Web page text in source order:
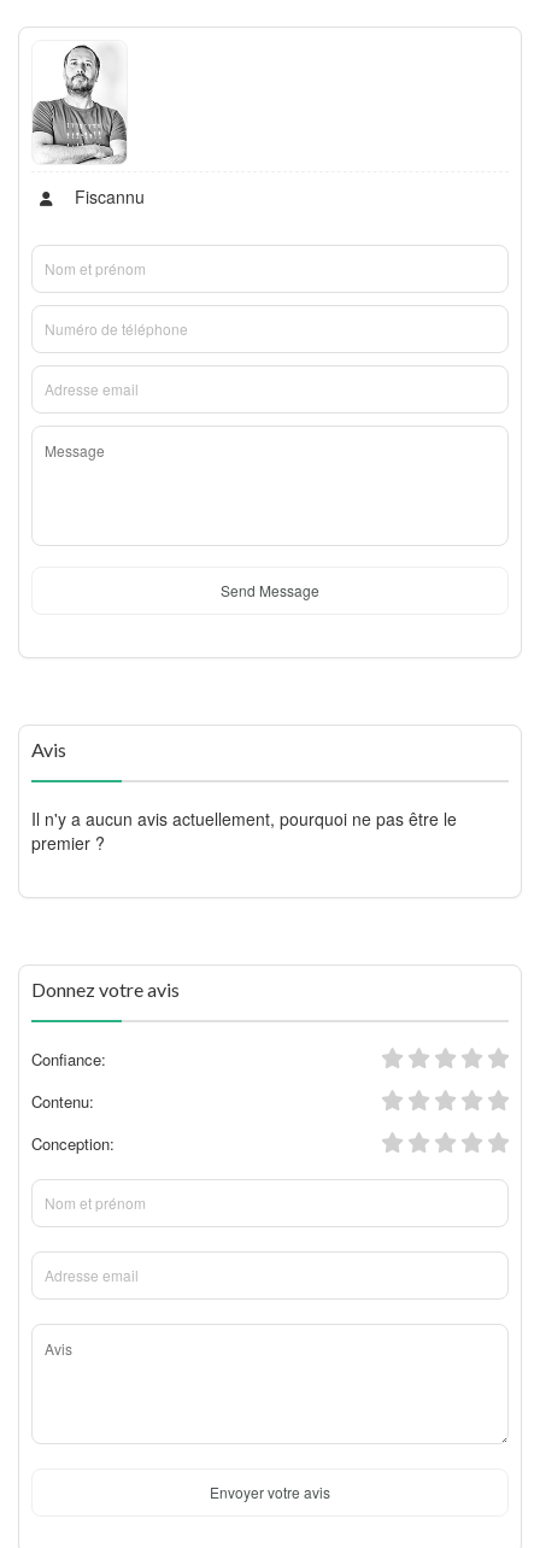
Fiscannu
Send Message
Avis
Il n'y a aucun avis actuellement, pourquoi ne pas être le
premier ?
Donnez votre avis
Confiance:
Contenu:
Conception:
Envoyer votre avis